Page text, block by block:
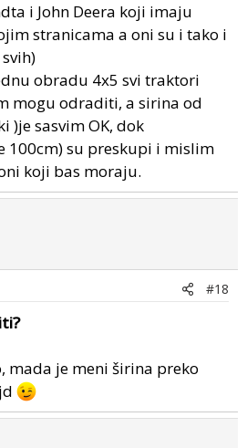
i John Deera koji imaju
stranicama a oni su i tako i
obradu 4x5 svi traktori
mogu odraditi, a sirina od
)je sasvim OK, dok
100cm) su preskupi i mislim
koji bas moraju.
#18
mada je meni širina preko